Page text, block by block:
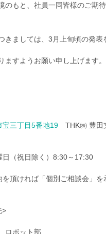
のもと、社員一同皆様のご期
きましては、3月上旬頃の発表
すようお願い申し上げます。
宝三丁目5番地19 THK㈱ 豊田
（祝日除く）8:30～17:30
頂ければ「個別ご相談会」を
>
ロボット部